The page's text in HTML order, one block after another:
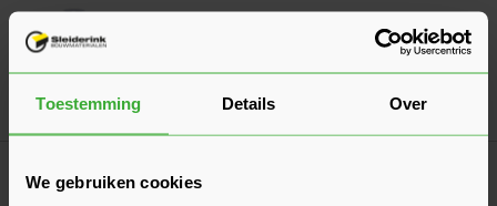
Toestemming Details Over
We gebruiken cookies
Steelies Spanhuls 6x40 - Doos à 200 stuks
Gipsplaten